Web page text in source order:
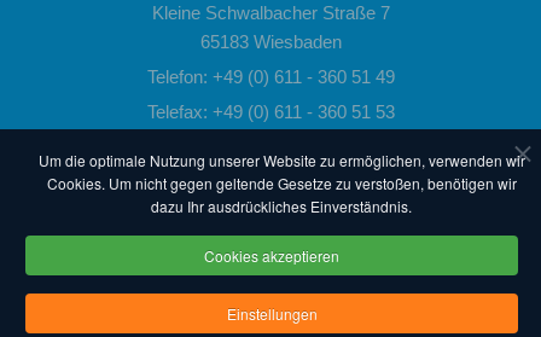
Kleine Schwalbacher Straße 7
65183 Wiesbaden
Telefon: +49 (0) 611 - 360 51 49
Telefax: +49 (0) 611 - 360 51 53
powered by 3QMEDIA - The Quality Web
© VC Wiesbaden. Alle Rechte vorbehalten.
Um die optimale Nutzung unserer Website zu ermöglichen, verwenden wir
Cookies. Um nicht gegen geltende Gesetze zu verstoßen, benötigen wir
dazu Ihr ausdrückliches Einverständnis.
Cookies akzeptieren
Einstellungen